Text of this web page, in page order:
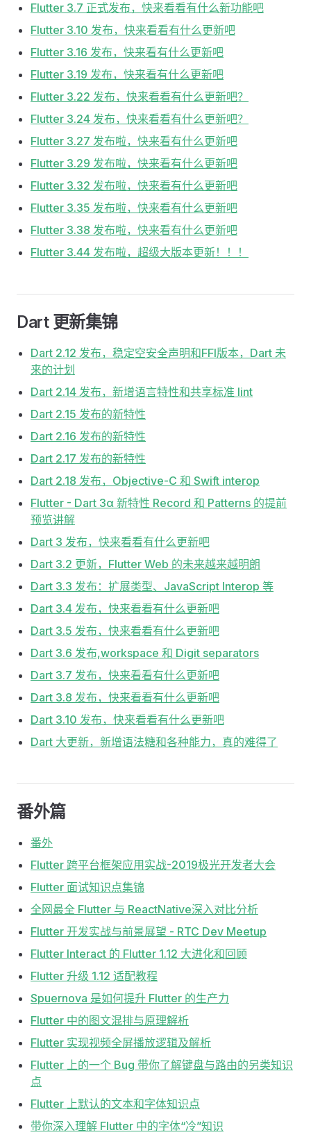
Flutter 3.7 正式发布，快来看看有什么新功能吧
Flutter 3.10 发布，快来看看有什么更新吧
Flutter 3.16 发布，快来看有什么更新吧
Flutter 3.19 发布，快来看有什么更新吧
Flutter 3.22 发布，快来看看有什么更新吧？
Flutter 3.24 发布，快来看看有什么更新吧？
Flutter 3.27 发布啦，快来看有什么更新吧
Flutter 3.29 发布啦，快来看有什么更新吧
Flutter 3.32 发布啦，快来看有什么更新吧
Flutter 3.35 发布啦，快来看有什么更新吧
Flutter 3.38 发布啦，快来看有什么更新吧
Flutter 3.44 发布啦，超级大版本更新！！！
Dart 更新集锦
Dart 2.12 发布，稳定空安全声明和FFI版本，Dart 未
来的计划
Dart 2.14 发布，新增语言特性和共享标准 lint
Dart 2.15 发布的新特性
Dart 2.16 发布的新特性
Dart 2.17 发布的新特性
Dart 2.18 发布，Objective-C 和 Swift interop
Flutter - Dart 3α 新特性 Record 和 Patterns 的提前
预览讲解
Dart 3 发布，快来看看有什么更新吧
Dart 3.2 更新，Flutter Web 的未来越来越明朗
Dart 3.3 发布：扩展类型、JavaScript Interop 等
Dart 3.4 发布，快来看看有什么更新吧
Dart 3.5 发布，快来看看有什么更新吧
Dart 3.6 发布,workspace 和 Digit separators
Dart 3.7 发布，快来看看有什么更新吧
Dart 3.8 发布，快来看看有什么更新吧
Dart 3.10 发布，快来看看有什么更新吧
Dart 大更新，新增语法糖和各种能力，真的难得了
番外篇
番外
Flutter 跨平台框架应用实战-2019极光开发者大会
Flutter 面试知识点集锦
全网最全 Flutter 与 ReactNative深入对比分析
Flutter 开发实战与前景展望 - RTC Dev Meetup
Flutter Interact 的 Flutter 1.12 大进化和回顾
Flutter 升级 1.12 适配教程
Spuernova 是如何提升 Flutter 的生产力
Flutter 中的图文混排与原理解析
Flutter 实现视频全屏播放逻辑及解析
Flutter 上的一个 Bug 带你了解键盘与路由的另类知识
点
Flutter 上默认的文本和字体知识点
带你深入理解 Flutter 中的字体“冷”知识